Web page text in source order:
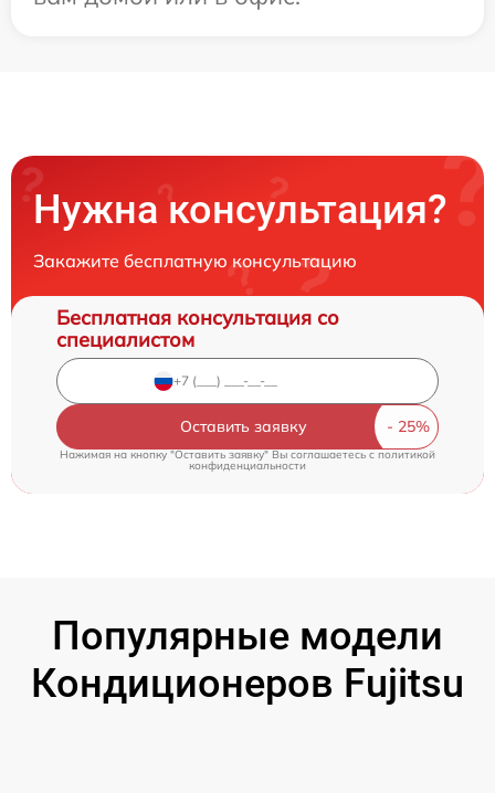
Нужна консультация?
Закажите бесплатную консультацию
Бесплатная консультация со
специалистом
Оставить заявку
Нажимая на кнопку "Оставить заявку" Вы соглашаетесь cполитикой
конфиденциальности
Популярные модели
Кондиционеров Fujitsu